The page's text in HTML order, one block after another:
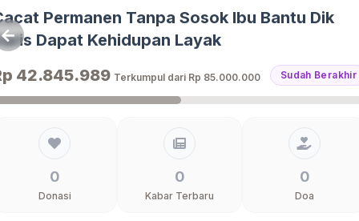
Permanen Tanpa Sosok Ibu Bantu Dik
Dapat Kehidupan Layak
42.845.989 Terkumpul dari Rp 85.000.000 Sudah Berakhir
0
Donasi
0
Kabar Terbaru
0
Doa